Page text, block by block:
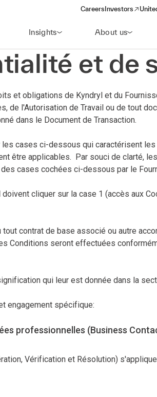
Careers Investors
(opens in a new
Insights About us
et de
et obligations de Kyndryl et du
de l'Autorisation de Travail ou de tout
dans le Document de Transaction.
cases ci-dessous qui caractérisent
être applicables. Par souci de clarté,
cases cochées ci-dessous par le
cliquer sur la case 1 (accès aux
contrat de base associé ou autre
seront effectuées
qui leur est donnée dans la
engagement spécifique:
professionnelles (Business
Vérification et Résolution)